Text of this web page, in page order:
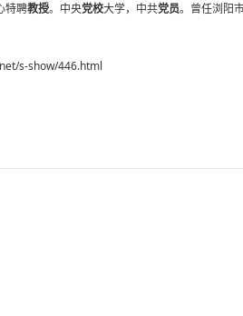
特聘教授。中央党校大学，中共党员。曾任浏阳
s-show/446.html